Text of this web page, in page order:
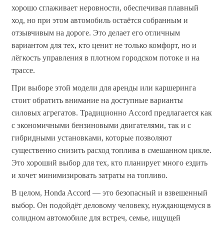
хорошо сглаживает неровности, обеспечивая плавный
ход, но при этом автомобиль остаётся собранным и
отзывчивым на дороге. Это делает его отличным
вариантом для тех, кто ценит не только комфорт, но и
лёгкость управления в плотном городском потоке и на
трассе.
При выборе этой модели для аренды или каршеринга
стоит обратить внимание на доступные варианты
силовых агрегатов. Традиционно Accord предлагается как
с экономичными бензиновыми двигателями, так и с
гибридными установками, которые позволяют
существенно снизить расход топлива в смешанном цикле.
Это хороший выбор для тех, кто планирует много ездить
и хочет минимизировать затраты на топливо.
В целом, Honda Accord — это безопасный и взвешенный
выбор. Он подойдёт деловому человеку, нуждающемуся в
солидном автомобиле для встреч, семье, ищущей